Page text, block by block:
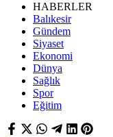
HABERLER
Balıkesir
Gündem
Siyaset
Ekonomi
Dünya
Sağlık
Spor
Eğitim